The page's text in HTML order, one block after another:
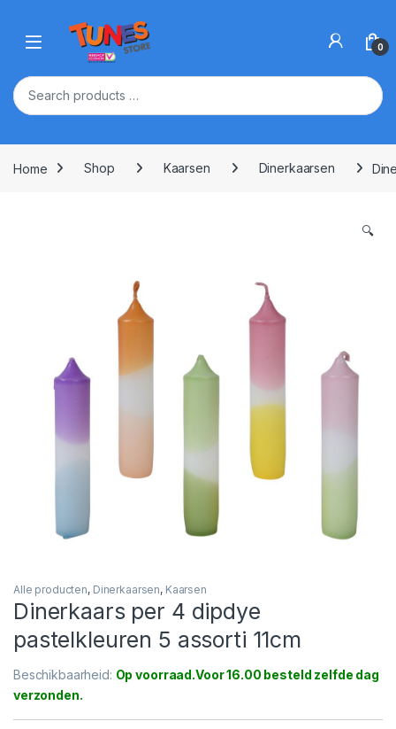
Open 0
Home Shop Kaarsen Dinerkaarsen
🔍
Alle producten, Dinerkaarsen, Kaarsen
Dinerkaars per 4 dipdye
pastelkleuren 5 assorti 11cm
Beschikbaarheid: Op voorraad